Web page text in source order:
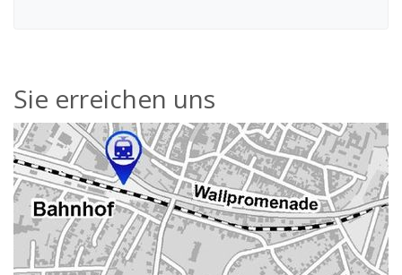
Sie erreichen uns